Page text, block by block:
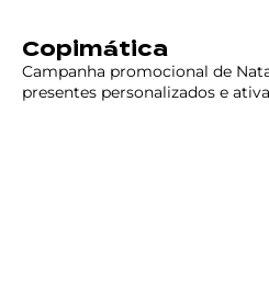
Copimática
Campanha promocional de
presentes personalizados e